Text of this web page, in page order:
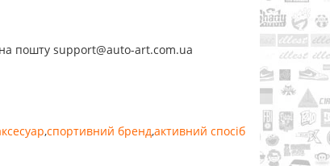
пошту support@auto-art.com.ua
,спортивний бренд,активний спосіб